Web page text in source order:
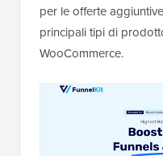
per le offerte
principali tipi di
WooCommerce.